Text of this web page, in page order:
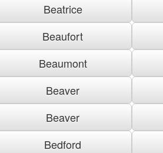
Beatrice
Beaufort
Beaumont
Beaver
Beaver
Bedford